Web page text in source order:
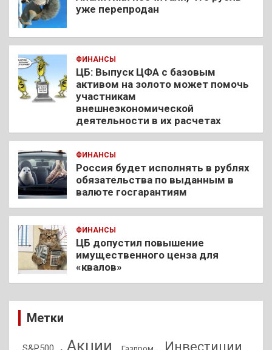
уже перепродан
ФИНАНСЫ
ЦБ: Выпуск ЦФА с базовым
активом на золото может помочь
участникам
внешнеэкономической
деятельности в их расчетах
ФИНАНСЫ
Россия будет исполнять в рублях
обязательства по выданным в
валюте госгарантиям
ФИНАНСЫ
ЦБ допустил повышение
имущественного ценза для
«квалов»
Метки
, Акции , Инвестиции